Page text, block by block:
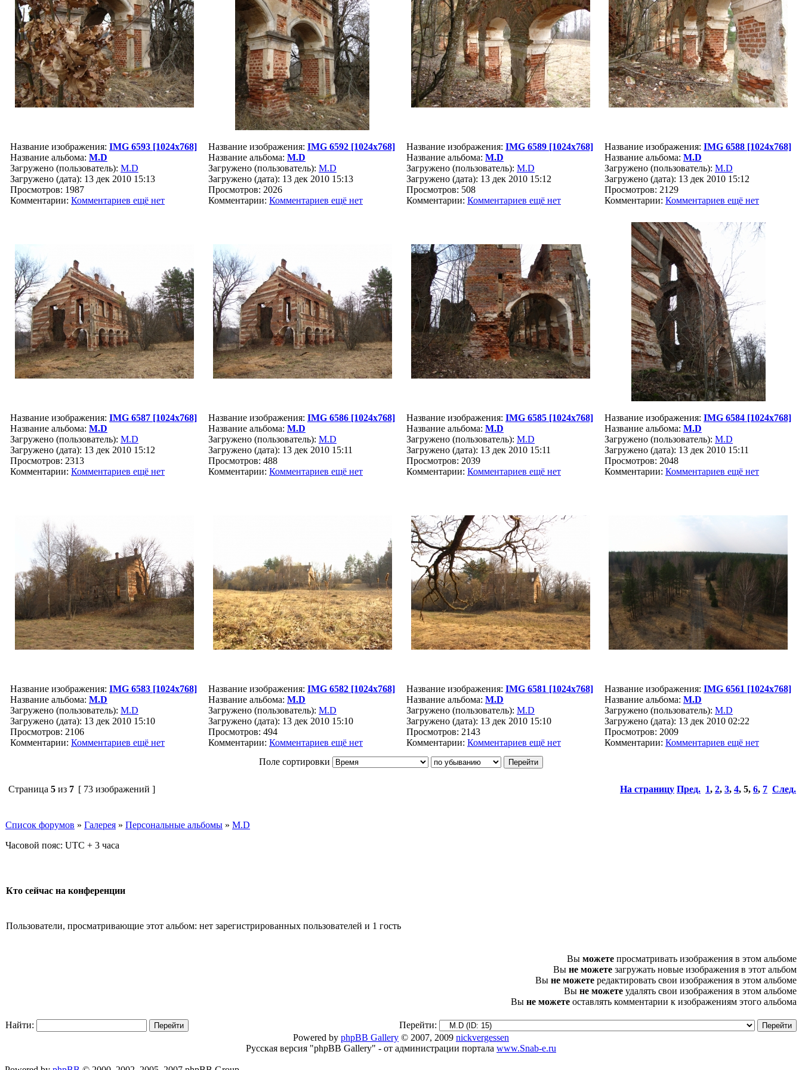
Название изображения: IMG 6593 [1024x768]
Название альбома: M.D
Загружено (пользователь): M.D
Загружено (дата): 13 дек 2010 15:13
Просмотров: 1987
Комментарии: Комментариев ещё нет
Название изображения: IMG 6592 [1024x768]
Название альбома: M.D
Загружено (пользователь): M.D
Загружено (дата): 13 дек 2010 15:13
Просмотров: 2026
Комментарии: Комментариев ещё нет
Название изображения: IMG 6589 [1024x768]
Название альбома: M.D
Загружено (пользователь): M.D
Загружено (дата): 13 дек 2010 15:12
Просмотров: 508
Комментарии: Комментариев ещё нет
Название изображения: IMG 6588 [1024x768]
Название альбома: M.D
Загружено (пользователь): M.D
Загружено (дата): 13 дек 2010 15:12
Просмотров: 2129
Комментарии: Комментариев ещё нет
Название изображения: IMG 6587 [1024x768]
Название альбома: M.D
Загружено (пользователь): M.D
Загружено (дата): 13 дек 2010 15:12
Просмотров: 2313
Комментарии: Комментариев ещё нет
Название изображения: IMG 6586 [1024x768]
Название альбома: M.D
Загружено (пользователь): M.D
Загружено (дата): 13 дек 2010 15:11
Просмотров: 488
Комментарии: Комментариев ещё нет
Название изображения: IMG 6585 [1024x768]
Название альбома: M.D
Загружено (пользователь): M.D
Загружено (дата): 13 дек 2010 15:11
Просмотров: 2039
Комментарии: Комментариев ещё нет
Название изображения: IMG 6584 [1024x768]
Название альбома: M.D
Загружено (пользователь): M.D
Загружено (дата): 13 дек 2010 15:11
Просмотров: 2048
Комментарии: Комментариев ещё нет
Название изображения: IMG 6583 [1024x768]
Название альбома: M.D
Загружено (пользователь): M.D
Загружено (дата): 13 дек 2010 15:10
Просмотров: 2106
Комментарии: Комментариев ещё нет
Название изображения: IMG 6582 [1024x768]
Название альбома: M.D
Загружено (пользователь): M.D
Загружено (дата): 13 дек 2010 15:10
Просмотров: 494
Комментарии: Комментариев ещё нет
Название изображения: IMG 6581 [1024x768]
Название альбома: M.D
Загружено (пользователь): M.D
Загружено (дата): 13 дек 2010 15:10
Просмотров: 2143
Комментарии: Комментариев ещё нет
Название изображения: IMG 6561 [1024x768]
Название альбома: M.D
Загружено (пользователь): M.D
Загружено (дата): 13 дек 2010 02:22
Просмотров: 2009
Комментарии: Комментариев ещё нет
Поле сортировки
Страница 5 из 7 [ 73 изображений ] На страницу Пред. 1, 2, 3, 4, 5, 6, 7 След.
Список форумов » Галерея » Персональные альбомы » M.D
Часовой пояс: UTC + 3 часа
Кто сейчас на конференции
Пользователи, просматривающие этот альбом: нет зарегистрированных пользователей и 1 гость
Вы можете просматривать изображения в этом альбоме
Вы не можете загружать новые изображения в этот альбом
Вы не можете редактировать свои изображения в этом альбоме
Вы не можете удалять свои изображения в этом альбоме
Вы не можете оставлять комментарии к изображениям этого альбома
Найти:
Перейти:
Powered by phpBB Gallery © 2007, 2009 nickvergessen
Русская версия "phpBB Gallery" - от администрации портала www.Snab-e.ru